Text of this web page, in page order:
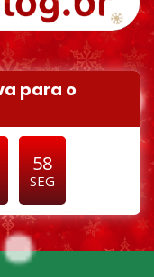
para o
57
SEG